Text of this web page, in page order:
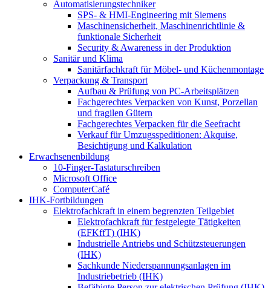
Automatisierungstechniker
SPS‑ & HMI‑Engineering mit Siemens
Maschinensicherheit, Maschinenrichtlinie &
funktionale Sicherheit
Security & Awareness in der Produktion
Sanitär und Klima
Sanitärfachkraft für Möbel- und Küchenmontage
Verpackung & Transport
Aufbau & Prüfung von PC-Arbeitsplätzen
Fachgerechtes Verpacken von Kunst, Porzellan
und fragilen Gütern
Fachgerechtes Verpacken für die Seefracht
Verkauf für Umzugsspeditionen: Akquise,
Besichtigung und Kalkulation
Erwachsenenbildung
10-Finger-Tastaturschreiben
Microsoft Office
ComputerCafé
IHK-Fortbildungen
Elektrofachkraft in einem begrenzten Teilgebiet
Elektrofachkraft für festgelegte Tätigkeiten
(EFKffT) (IHK)
Industrielle Antriebs und Schützsteuerungen
(IHK)
Sachkunde Niederspannungsanlagen im
Industriebetrieb (IHK)